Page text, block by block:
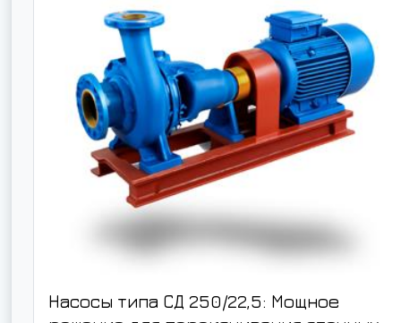
Насосы типа СД 250/22,5: Мощное